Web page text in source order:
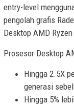
entry-level
pengolah grafis
Desktop AMD
Prosesor Desktop
Hingga 2.5X
generasi
Hingga 5%